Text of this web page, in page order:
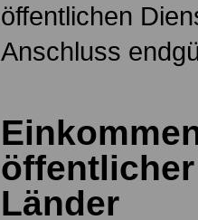
öffentlichen
Anschluss
Länder